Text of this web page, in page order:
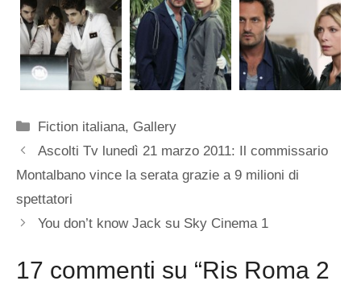
Categorie
Fiction italiana, Gallery
Ascolti Tv lunedì 21 marzo 2011: Il commissario
Montalbano vince la serata grazie a 9 milioni di
spettatori
You don’t know Jack su Sky Cinema 1
17 commenti su “Ris Roma 2